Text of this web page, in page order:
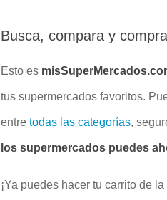
Busca, compara y
Esto es
tus supermercados favoritos.
entre todas las categorías,
los supermercados puedes
¡Ya puedes hacer tu carrito de